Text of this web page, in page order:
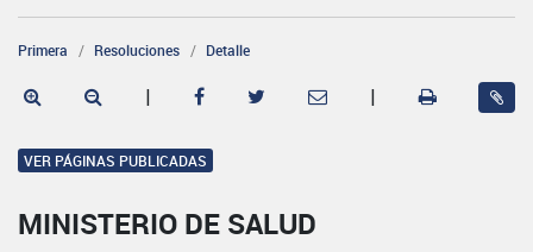
Primera Resoluciones Detalle
| |
VER PÁGINAS PUBLICADAS
MINISTERIO DE SALUD